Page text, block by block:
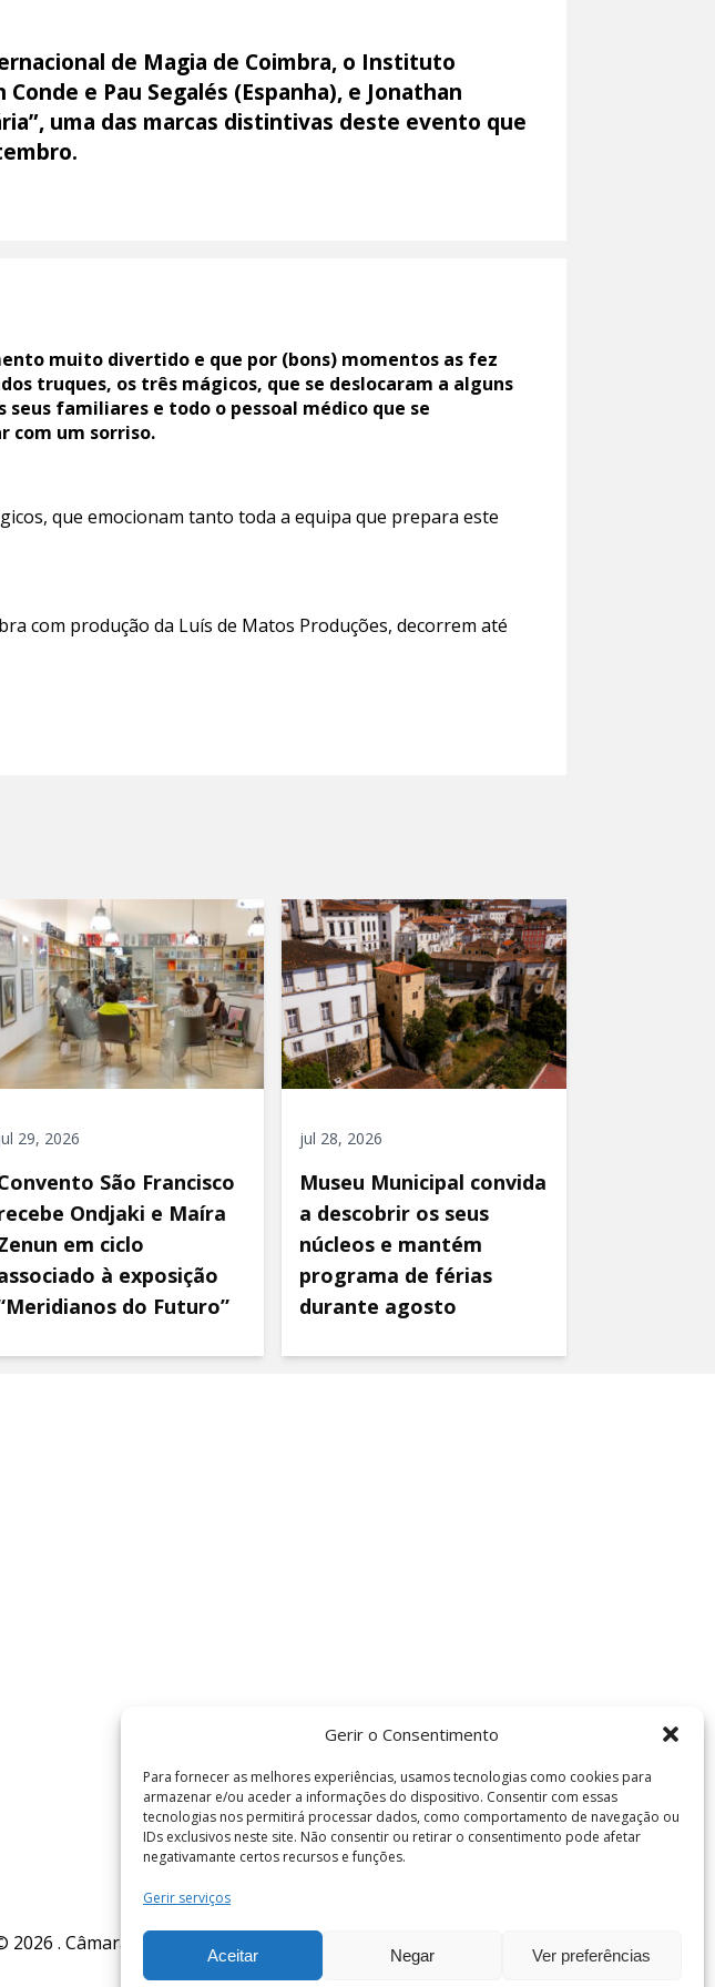
Gerir o Consentimento
Para fornecer as melhores experiências, usamos tecnologias como cookies para
armazenar e/ou aceder a informações do dispositivo. Consentir com essas
tecnologias nos permitirá processar dados, como comportamento de navegação ou
IDs exclusivos neste site. Não consentir ou retirar o consentimento pode afetar
negativamante certos recursos e funções.
Gerir serviços
Aceitar Negar Ver preferências
de Magia de Coimbra, o Instituto
e Pau Segalés (Espanha), e Jonathan
uma das marcas distintivas deste evento que
muito divertido e que por (bons) momentos as fez
truques, os três mágicos, que se deslocaram a alguns
familiares e todo o pessoal médico que se
com um sorriso.
que emocionam tanto toda a equipa que prepara este
com produção da Luís de Matos Produções, decorrem até
29, 2026
São Francisco
Ondjaki e Maíra
em ciclo
à exposição
do Futuro”
jul 28, 2026
Museu Municipal convida
a descobrir os seus
núcleos e mantém
programa de férias
durante agosto
2026 . Câmara Municipal de Coimbra . Todos os direitos reservados.